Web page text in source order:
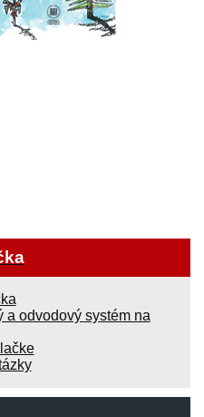
a odvodový systém na